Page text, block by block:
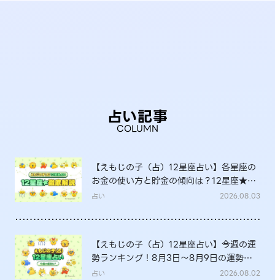
占い記事
COLUMN
【えもじの子（占）12星座占い】各星座の
お金の使い方と貯金の傾向は？12星座★徹
底解説
占い 2026.08.03
【えもじの子（占）12星座占い】今週の運
勢ランキング！8月3日～8月9日の運勢
は？
占い 2026.08.02